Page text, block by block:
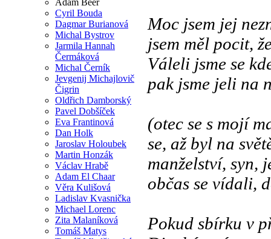
Cyril Bouda
Dagmar Burianová
Michal Bystrov
Jarmila Hannah
Čermáková
Michal Černík
Jevgenij Michajlovič
Čigrin
Oldřich Damborský
Pavel Dobšíček
Eva Frantinová
Dan Holk
Jaroslav Holoubek
Martin Honzák
Václav Hrabě
Adam El Chaar
Věra Kulišová
Ladislav Kvasnička
Michael Lorenc
Zita Malaníková
Tomáš Matys
Moc jsem jej
jsem měl pocit,
Váleli jsme se
pak jsme jeli na
(otec se s mojí
se, až byl na
manželství, syn,
občas se vídali,
Pokud sbírku v